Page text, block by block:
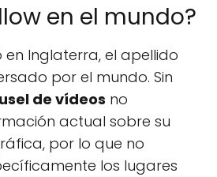
en el mundo?
en Inglaterra, el apellido
por el mundo. Sin
de vídeos no
actual sobre su
por lo que no
los lugares